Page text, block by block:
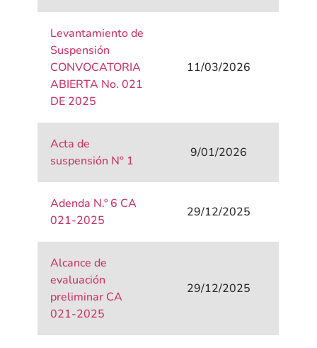
Levantamiento de
Suspensión
CONVOCATORIA
ABIERTA No. 021
DE 2025
11/03/2026
Acta de
suspensión N° 1
9/01/2026
Adenda N.º 6 CA
021-2025
29/12/2025
Alcance de
evaluación
preliminar CA
021-2025
29/12/2025